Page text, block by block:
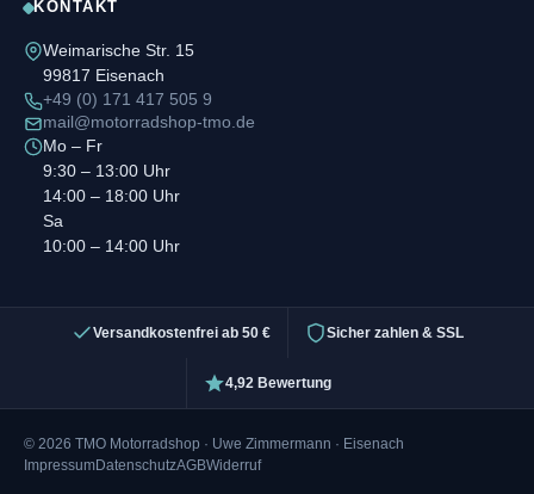
KONTAKT
Weimarische Str. 15
99817 Eisenach
+49 (0) 171 417 505 9
mail@motorradshop-tmo.de
Mo – Fr
9:30 – 13:00 Uhr
14:00 – 18:00 Uhr
Sa
10:00 – 14:00 Uhr
Versandkostenfrei ab 50 € Sicher zahlen & SSL
4,92 Bewertung
© 2026 TMO Motorradshop · Uwe Zimmermann · Eisenach
ImpressumDatenschutzAGBWiderruf